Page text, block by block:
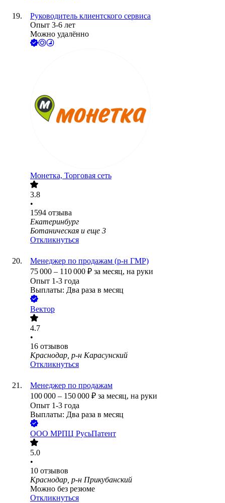
Руководитель клиентского сервиса
Опыт 3-6 лет
Можно удалённо
Монетка, Торговая сеть
3.8
•
1594 отзыва
Екатеринбург
Ботаническая и еще 3
Откликнуться
Менеджер по продажам (р-н ГМР)
75 000 – 110 000 ₽ за месяц, на руки
Опыт 1-3 года
Выплаты: Два раза в месяц
Вектор
4.7
•
16 отзывов
Краснодар, р-н Карасунский
Откликнуться
Менеджер по продажам
100 000 – 150 000 ₽ за месяц, на руки
Опыт 1-3 года
Выплаты: Два раза в месяц
ООО МРПЦ РусьПатент
5.0
•
10 отзывов
Краснодар, р-н Прикубанский
Можно без резюме
Откликнуться